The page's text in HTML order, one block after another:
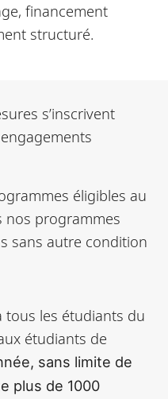
financement
structuré.
s’inscrivent
éligibles au
nos programmes
sans autre condition
tous les étudiants du
étudiants de
sans limite de
plus de 1000